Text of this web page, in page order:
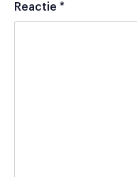
Reactie *